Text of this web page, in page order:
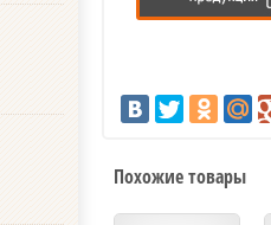
Похожие товары